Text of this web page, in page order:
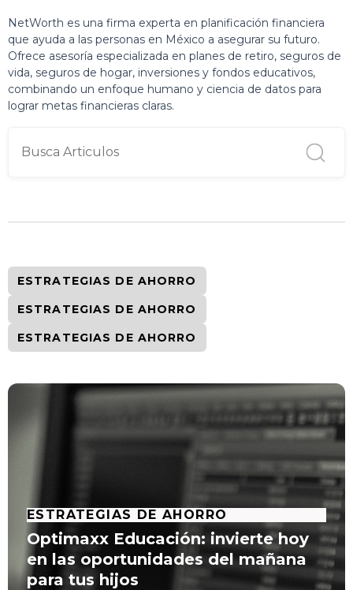
NetWorth es una firma experta en planificación financiera
que ayuda a las personas en México a asegurar su futuro.
Ofrece asesoría especializada en planes de retiro, seguros de
vida, seguros de hogar, inversiones y fondos educativos,
combinando un enfoque humano y ciencia de datos para
lograr metas financieras claras.
ESTRATEGIAS DE AHORRO
ESTRATEGIAS DE AHORRO
ESTRATEGIAS DE AHORRO
ESTRATEGIAS DE AHORRO
Optimaxx Educación: invierte hoy
en las oportunidades del mañana
para tus hijos